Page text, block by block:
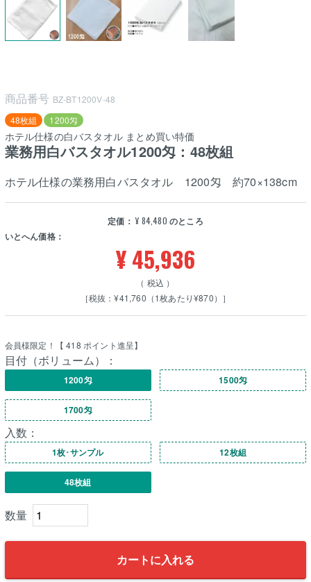
商品番号 BZ-BT1200V-48
48枚組
1200匁
ホテル仕様の白バスタオル まとめ買い特価
業務用白バスタオル1200匁：48枚組
ホテル仕様の業務用白バスタオル 1200匁 約70×138cm
定価： ¥ 84,480 のところ
いとへん価格：
¥45,936
税込
［税抜：¥41,760（1枚あたり¥870）］
会員様限定！【 418 ポイント進呈】
目付（ボリューム）：
1200匁 1500匁
1700匁
入数：
1枚･サンプル 12枚組
48枚組
カートに入れる